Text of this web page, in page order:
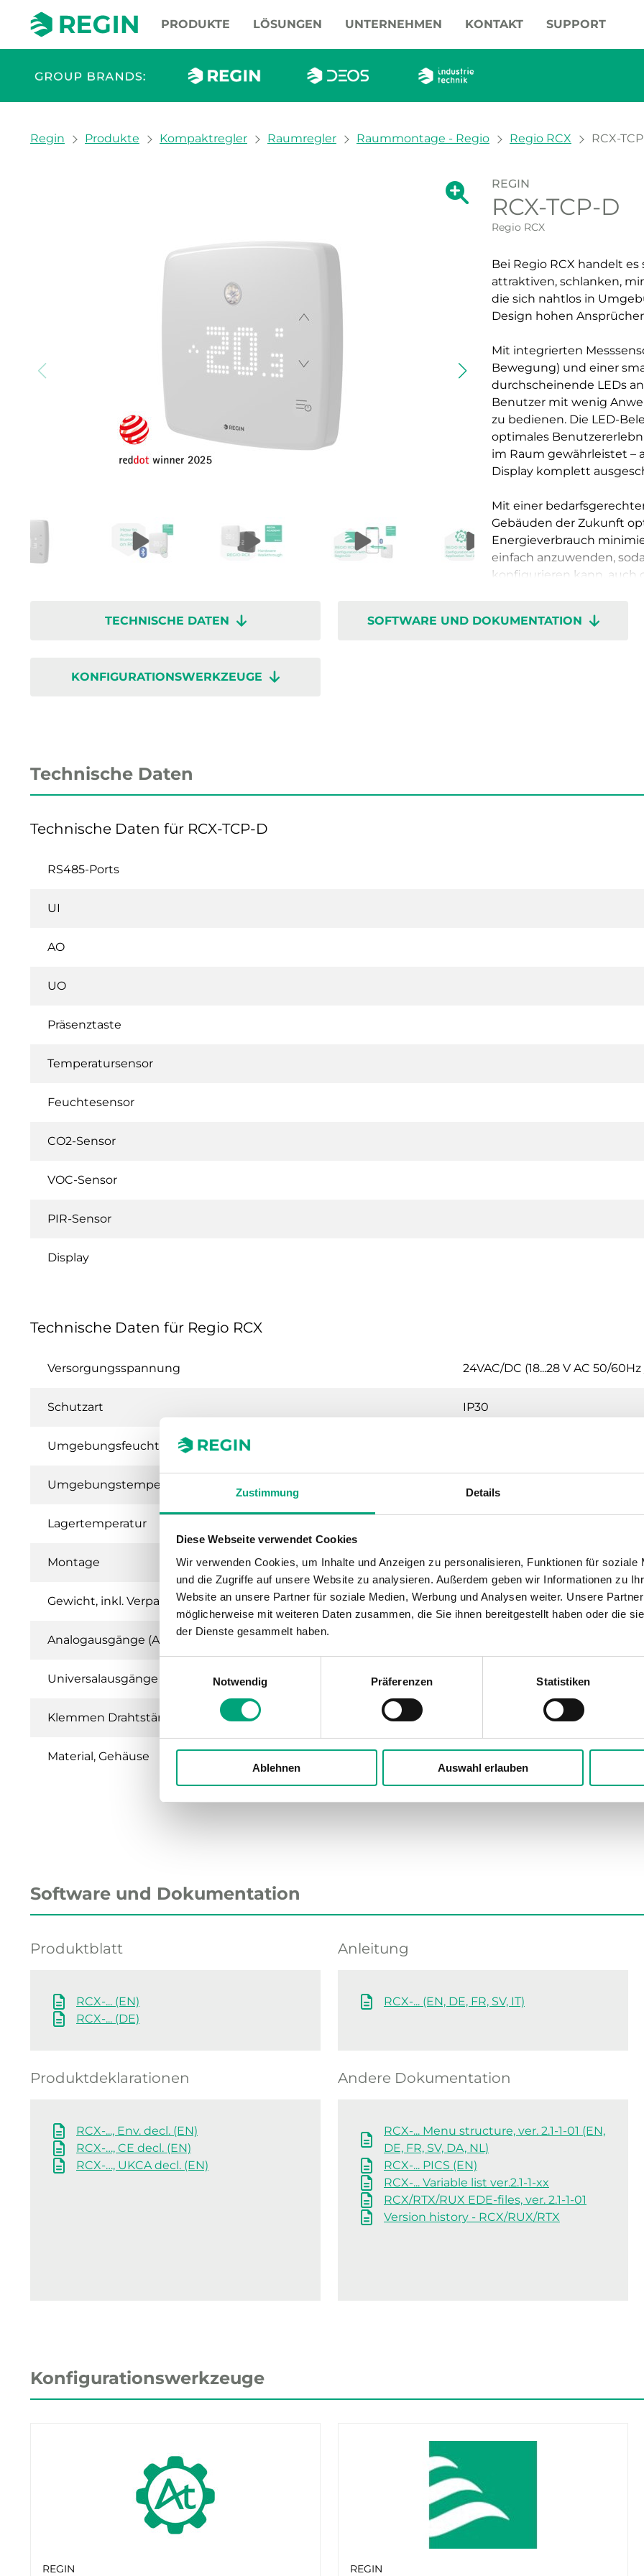
Zustimmung Details
Diese Webseite verwendet Cookies
Wir verwenden Cookies, um Inhalte und Anzeigen zu personalisieren, Funktionen für soziale
und die Zugriffe auf unsere Website zu analysieren. Außerdem geben wir Informationen zu
Website an unsere Partner für soziale Medien, Werbung und Analysen weiter. Unsere
möglicherweise mit weiteren Daten zusammen, die Sie ihnen bereitgestellt haben oder die
der Dienste gesammelt haben.
Notwendig
Präferenzen Statistiken
Ablehnen Auswahl erlauben
PRODUKTE LÖSUNGEN UNTERNEHMEN KONTAKT SUPPORT
You are here:
Regin Produkte Kompaktregler Raumregler Raummontage - Regio Regio RCX RCX-
Zeige große Version des Bildes.
Zeige große
REGIN
RCX-TCP-D
Regio RCX
Bei Regio RCX handelt
attraktiven, schlanken,
die sich nahtlos in
Design hohen
Mit integrierten
Bewegung) und einer
durchscheinende LEDs
Benutzer mit wenig
zu bedienen. Die LED-
optimales
im Raum gewährleistet –
Display komplett
Mit einer
Gebäuden der Zukunft
Energieverbrauch
einfach anzuwenden,
konfigurieren kann, auch
abnehmbaren Sockel
Wartung zu
TECHNISCHE DATEN SOFTWARE UND DOKUMENTATION
KONFIGURATIONSWERKZEUGE
Technische Daten
Technische Daten für RCX-TCP-D
RS485-Ports
UI
AO
UO
Präsenztaste
Temperatursensor
Feuchtesensor
CO2-Sensor
VOC-Sensor
PIR-Sensor
Display
Technische Daten für Regio RCX
Versorgungsspannung 24VAC/DC (18...28 V AC 50/60Hz
Schutzart IP30
Umgebungsfeuchte (nicht kondensierend)
Umgebungstemperatur
Lagertemperatur
Montage Wand (separate
Gewicht, inkl. Verpackung 0.115 kg
Analogausgänge (AO)
Universalausgänge (UO) 0–10 V, Digitalausgang (gesamt
Klemmen Drahtstärke
Material, Gehäuse
Software und Dokumentation
Produktblatt
RCX-... (EN)
RCX-... (DE)
Anleitung
RCX-... (EN, DE, FR, SV, IT)
Produktdeklarationen
RCX-..., Env. decl. (EN)
RCX-…, CE decl. (EN)
RCX-…, UKCA decl. (EN)
Andere Dokumentation
RCX-... Menu structure, ver. 2.1-1-01 (EN,
DE, FR, SV, DA, NL)
RCX-... PICS (EN)
RCX-... Variable list ver.2.1-1-xx
RCX/RTX/RUX EDE-files, ver. 2.1-1-01
Version history - RCX/RUX/RTX
Konfigurationswerkzeuge
REGIN REGIN